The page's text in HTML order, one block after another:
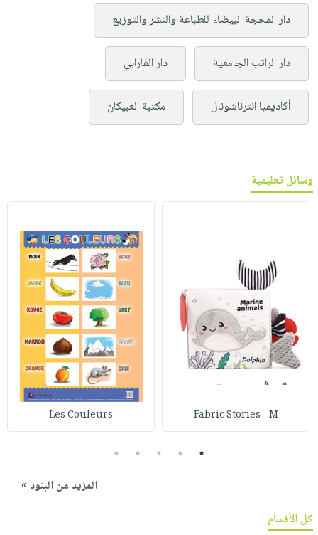
دار المحجة البيضاء للطباعة والنشر والتوزيع
دار الراتب الجامعية دار الفارابي
أكاديميا انترناشونال مكتبة العبيكان
وسائل تعليمية
Fabric Stories - M
Les Couleurs
1
2
3
4
5
المزيد من البنود »
كل الأقسام